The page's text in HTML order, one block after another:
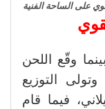
على الساحة الفنية
وقّع اللحن
التوزيع
فيما قام